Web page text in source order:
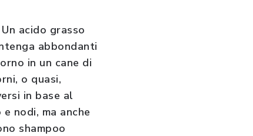
acido grasso
abbondanti
in un cane di
o quasi,
in base al
nodi, ma anche
shampoo